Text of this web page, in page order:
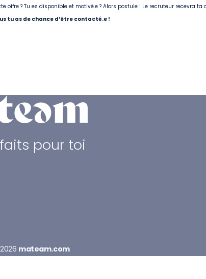
offre ? Tu es disponible et motivé.e ? Alors postule ! Le recruteur
tu as de chance d’être contacté.e !
pour toi
mateam.com